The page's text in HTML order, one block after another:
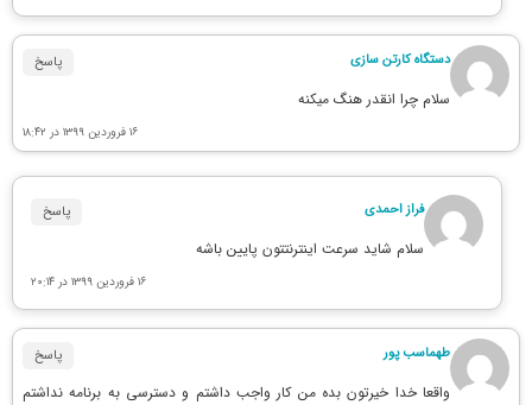
دستگاه کارتن سازی پاسخ
سلام چرا انقدر هنگ میکنه
۱۶ فروردین ۱۳۹۹ در ۱۸:۴۲
فراز احمدی پاسخ
سلام شاید سرعت اینترنتتون پایین باشه
۱۶ فروردین ۱۳۹۹ در ۲۰:۱۴
طهماسب پور پاسخ
واقعا خدا خیرتون بده من کار واجب داشتم و دسترسی به برنامه نداشتم